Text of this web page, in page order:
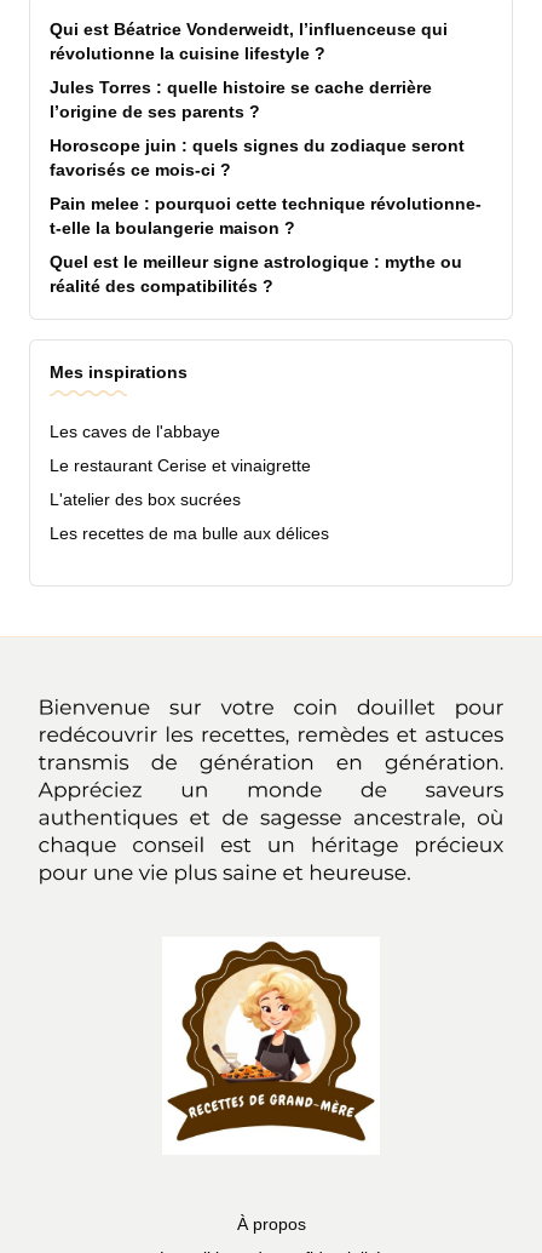
Qui est Béatrice Vonderweidt, l’influenceuse qui
révolutionne la cuisine lifestyle ?
Jules Torres : quelle histoire se cache derrière
l’origine de ses parents ?
Horoscope juin : quels signes du zodiaque seront
favorisés ce mois-ci ?
Pain melee : pourquoi cette technique révolutionne-
t-elle la boulangerie maison ?
Quel est le meilleur signe astrologique : mythe ou
réalité des compatibilités ?
Mes inspirations
Les caves de l'abbaye
Le restaurant Cerise et vinaigrette
L'atelier des box sucrées
Les recettes de ma bulle aux délices
À propos